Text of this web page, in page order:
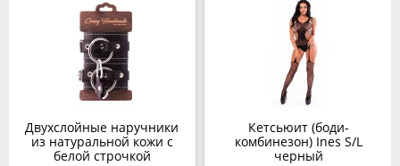
Двухслойные наручники
из натуральной кожи с
белой строчкой
Кетсьюит (боди-
комбинезон) Ines S/L
черный